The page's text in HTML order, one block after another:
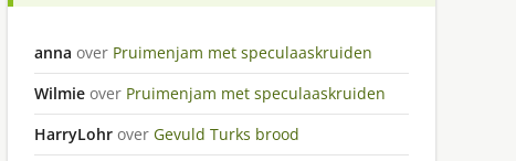
anna over Pruimenjam met speculaaskruiden
Wilmie over Pruimenjam met speculaaskruiden
HarryLohr over Gevuld Turks brood